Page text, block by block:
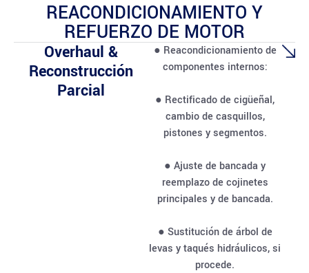
REACONDICIONAMIENTO Y
REFUERZO DE MOTOR
Overhaul &
Reconstrucción
Parcial
● Reacondicionamiento de
componentes internos:
● Rectificado de cigüeñal,
cambio de casquillos,
pistones y segmentos.
● Ajuste de bancada y
reemplazo de cojinetes
principales y de bancada.
● Sustitución de árbol de
levas y taqués hidráulicos, si
procede.